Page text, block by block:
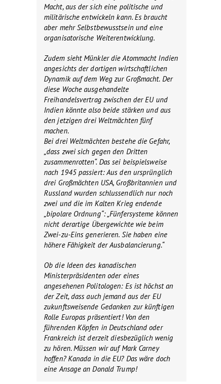
Macht, aus der sich eine politische und
militärische entwickeln kann. Es braucht
aber mehr Selbstbewusstsein und eine
organisatorische Weiterentwicklung.
Zudem sieht Münkler die Atommacht Indien
angesichts der dortigen wirtschaftlichen
Dynamik auf dem Weg zur Großmacht. Der
diese Woche ausgehandelte
Freihandelsvertrag zwischen der EU und
Indien könnte also beide stärken und aus
den jetzigen drei Weltmächten fünf
machen.
Bei drei Weltmächten bestehe die Gefahr,
„dass zwei sich gegen den Dritten
zusammenrotten“. Das sei beispielsweise
nach 1945 passiert: Aus den ursprünglich
drei Großmächten USA, Großbritannien und
Russland wurden schlussendlich nur noch
zwei und die im Kalten Krieg endende
„bipolare Ordnung“: „Fünfersysteme können
nicht derartige Übergewichte wie beim
Zwei-zu-Eins generieren. Sie haben eine
höhere Fähigkeit der Ausbalancierung.“
Ob die Ideen des kanadischen
Ministerpräsidenten oder eines
angesehenen Politologen: Es ist höchst an
der Zeit, dass auch jemand aus der EU
zukunftsweisende Gedanken zur künftigen
Rolle Europas präsentiert! Von den
führenden Köpfen in Deutschland oder
Frankreich ist derzeit diesbezüglich wenig
zu hören. Müssen wir auf Mark Carney
hoffen? Kanada in die EU? Das wäre doch
eine Ansage an Donald Trump!